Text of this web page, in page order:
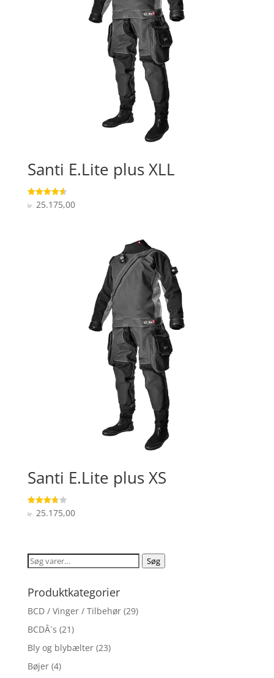
Santi E.Lite plus XLL
Vurderet
4.6
kr.25.175,00
Santi E.Lite plus XS
Vurderet
3.7
kr.25.175,00
Søg
Søg
Produktkategorier
BCD / Vinger / Tilbehør (29)
BCDÂ´s (21)
Bly og blybælter (23)
Bøjer (4)